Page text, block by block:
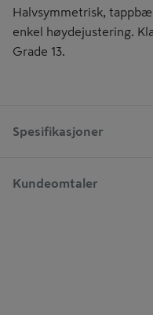
Halvsymmetrisk,
enkel høydejustering.
Grade 13.
Spesifikasjoner
Kundeomtaler